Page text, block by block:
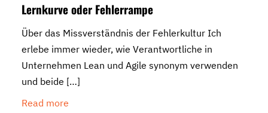
Lernkurve oder Fehlerrampe
Über das Missverständnis der Fehlerkultur Ich
erlebe immer wieder, wie Verantwortliche in
Unternehmen Lean und Agile synonym verwenden
und beide […]
Read more